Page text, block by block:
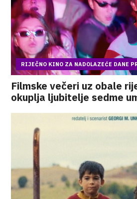
RIJEČNO KINO ZA NADOLAZEĆE DANE
Filmske večeri uz obale
okuplja ljubitelje sedme